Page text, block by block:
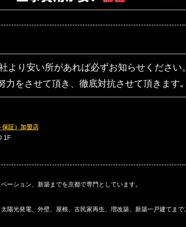
より安い所があれば必ずお知らせください。
力をさせて頂き、 徹底対抗させて頂きます｡
保証）加盟店
1F
ーション、新築までを京都で専門としています。
陽光発電、外壁、屋根、古民家再生、増改築、新築一戸建てまで